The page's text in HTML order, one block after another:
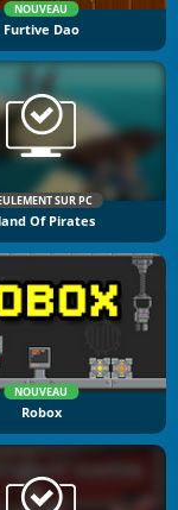
NOUVEAU
Furtive Dao
SUR PC
Of Pirates
NOUVEAU
Robox